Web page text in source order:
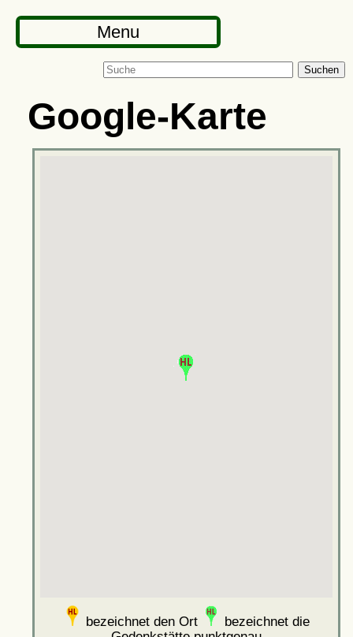
Menu
Suchen
Google-Karte
bezeichnet den Ort
bezeichnet die